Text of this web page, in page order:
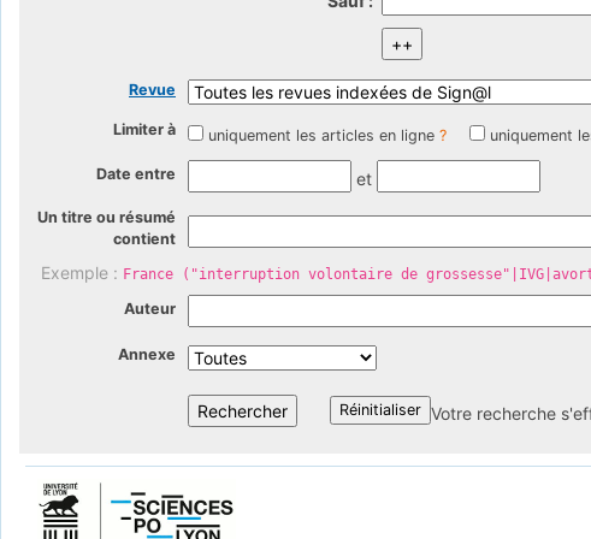
Revue
Limiter à
uniquement les articles en ligne ? uniquement
Date entre et
Un titre ou résumé
contient
Exemple : France ("interruption volontaire de
Auteur
Annexe
Votre recherche